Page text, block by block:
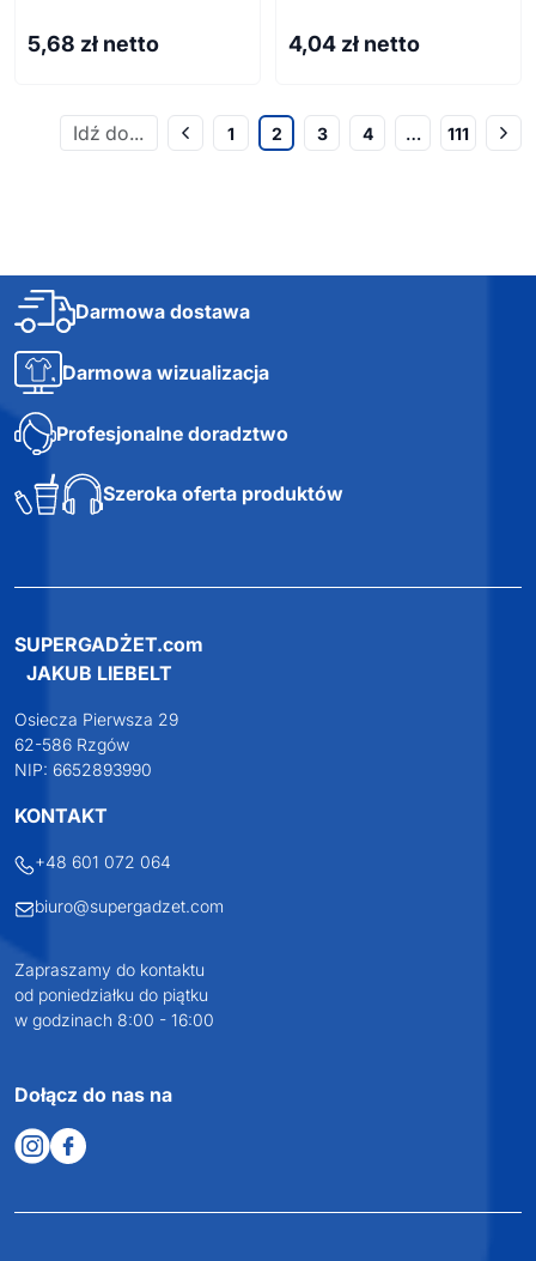
5,68 zł netto 4,04 zł netto
1 2 3 4 … 111
Darmowa dostawa
Darmowa wizualizacja
Profesjonalne doradztwo
Szeroka oferta produktów
SUPERGADŻET.com
JAKUB LIEBELT
Osiecza Pierwsza 29
62-586 Rzgów
NIP: 6652893990
KONTAKT
+48 601 072 064
biuro@supergadzet.com
Zapraszamy do kontaktu
od poniedziałku do piątku
w godzinach 8:00 - 16:00
Dołącz do nas na